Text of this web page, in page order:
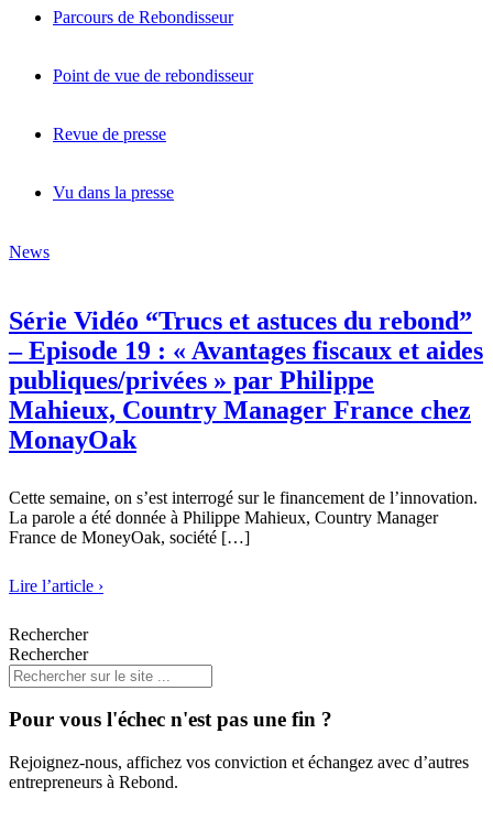
Parcours de Rebondisseur
Point de vue de rebondisseur
Revue de presse
Vu dans la presse
News
Série Vidéo “Trucs et astuces du rebond”
– Episode 19 : « Avantages fiscaux et aides
publiques/privées » par Philippe
Mahieux, Country Manager France chez
MonayOak
Cette semaine, on s’est interrogé sur le financement de l’innovation.
La parole a été donnée à Philippe Mahieux, Country Manager
France de MoneyOak, société […]
Lire l’article ›
Rechercher
Rechercher
Pour vous l'échec n'est pas une fin ?
Rejoignez-nous, affichez vos conviction et échangez avec d’autres
entrepreneurs à Rebond.